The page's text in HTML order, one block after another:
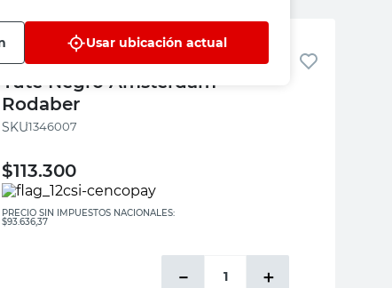
Usar ubicación actual
Rodaber
Banqueta Bar 56x46x98 Cm
Yute Negro Amsterdam
Rodaber
:1346007
$113.300
PRECIO SIN IMPUESTOS NACIONALES:
$93.636,37
＋
－